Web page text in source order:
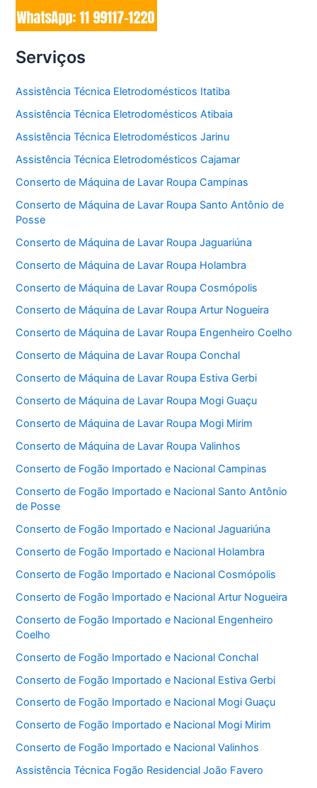
Serviços
Assistência Técnica Eletrodomésticos Itatiba
Assistência Técnica Eletrodomésticos Atibaia
Assistência Técnica Eletrodomésticos Jarinu
Assistência Técnica Eletrodomésticos Cajamar
Conserto de Máquina de Lavar Roupa Campinas
Conserto de Máquina de Lavar Roupa Santo Antônio de
Posse
Conserto de Máquina de Lavar Roupa Jaguariúna
Conserto de Máquina de Lavar Roupa Holambra
Conserto de Máquina de Lavar Roupa Cosmópolis
Conserto de Máquina de Lavar Roupa Artur Nogueira
Conserto de Máquina de Lavar Roupa Engenheiro Coelho
Conserto de Máquina de Lavar Roupa Conchal
Conserto de Máquina de Lavar Roupa Estiva Gerbi
Conserto de Máquina de Lavar Roupa Mogi Guaçu
Conserto de Máquina de Lavar Roupa Mogi Mirim
Conserto de Máquina de Lavar Roupa Valinhos
Conserto de Fogão Importado e Nacional Campinas
Conserto de Fogão Importado e Nacional Santo Antônio
de Posse
Conserto de Fogão Importado e Nacional Jaguariúna
Conserto de Fogão Importado e Nacional Holambra
Conserto de Fogão Importado e Nacional Cosmópolis
Conserto de Fogão Importado e Nacional Artur Nogueira
Conserto de Fogão Importado e Nacional Engenheiro
Coelho
Conserto de Fogão Importado e Nacional Conchal
Conserto de Fogão Importado e Nacional Estiva Gerbi
Conserto de Fogão Importado e Nacional Mogi Guaçu
Conserto de Fogão Importado e Nacional Mogi Mirim
Conserto de Fogão Importado e Nacional Valinhos
Assistência Técnica Fogão Residencial João Favero